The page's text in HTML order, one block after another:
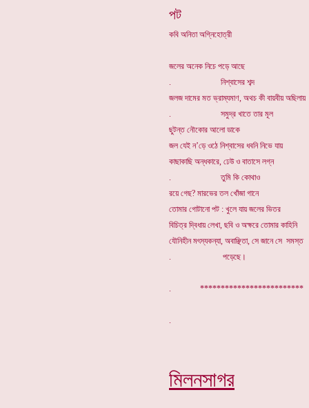
পট
কবি অনিতা অগ্নিহোত্রী
জলের অনেক নিচে পড়ে আছে
. নিশ্বাসের শব্দ
জলজ দামের মত ভ্রাম্যমাণ, অথচ কী বায়বীয় অছিলায়
. সমুদ্র খাতে তার মূল
ছুটন্ত নৌকোর আলো ডাকে
জল যেই ন’ড়ে ওঠে নিশ্বাসের ধবনি নিভে যায়
কাছাকাছি অন্ধকারে, ঢেউ ও বাতাসে লগ্ন
. তুমি কি কোথাও
রয়ে গেছ? মারভের তল খোঁজা গানে
তোমার গোটানো পট : খুলে যায় জলের ভিতর
বিচিত্র দ্বিধায় লেখা, ছবি ও অক্ষরে তোমার কাহিনি
যৌনিহীন মৎস্যকন্যা, অবাঞ্ছিতা, সে জানে সে সমস্ত
. পড়েছে।
. *************************
মিলনসাগর